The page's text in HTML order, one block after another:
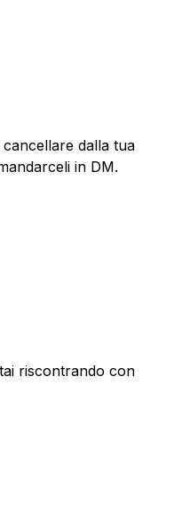
dalla tua
in DM.
riscontrando con